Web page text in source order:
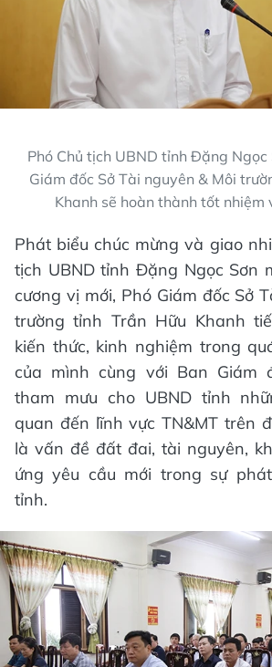
Phó Chủ tịch UBND tỉnh Đặng Ngọc
Giám đốc Sở Tài nguyên & Môi
Khanh sẽ hoàn thành tốt nhiệm
Phát biểu chúc mừng và giao
tịch UBND tỉnh Đặng Ngọc Sơn
cương vị mới, Phó Giám đốc Sở
trường tỉnh Trần Hữu Khanh
kiến thức, kinh nghiệm trong
của mình cùng với Ban Giám
tham mưu cho UBND tỉnh
quan đến lĩnh vực TN&MT trên
là vấn đề đất đai, tài nguyên,
ứng yêu cầu mới trong sự
tỉnh.